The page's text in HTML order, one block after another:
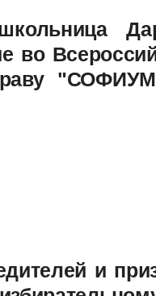
во
и